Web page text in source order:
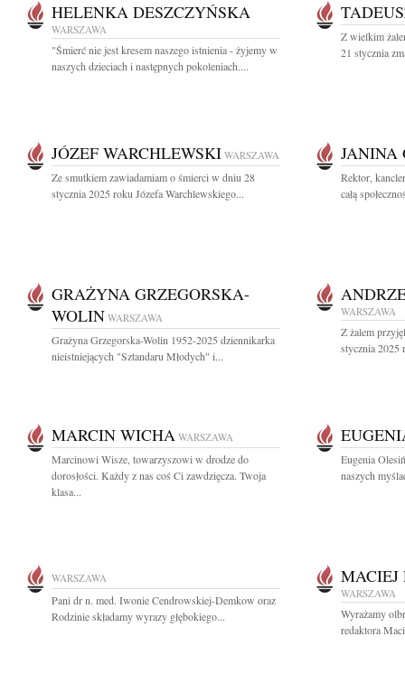
HELENKA DESZCZYŃSKA
WARSZAWA
"Śmierć nie jest kresem naszego istnienia - żyjemy w
naszych dzieciach i następnych pokoleniach....
Z wielkim
21 stycznia
JÓZEF WARCHLEWSKI WARSZAWA
Ze smutkiem zawiadamiam o śmierci w dniu 28
stycznia 2025 roku Józefa Warchlewskiego...
JANINA
Rektor,
całą
GRAŻYNA GRZEGORSKA-
WOLIN WARSZAWA
Grażyna Grzegorska-Wolin 1952-2025 dziennikarka
nieistniejących "Sztandaru Młodych" i...
WARSZAWA
Z żalem
stycznia 2025
MARCIN WICHA WARSZAWA
Marcinowi Wisze, towarzyszowi w drodze do
dorosłości. Każdy z nas coś Ci zawdzięcza. Twoja
klasa...
Eugenia
naszych
WARSZAWA
Pani dr n. med. Iwonie Cendrowskiej-Demkow oraz
Rodzinie składamy wyrazy głębokiego...
MACIEJ
WARSZAWA
Wyrażamy
redaktora